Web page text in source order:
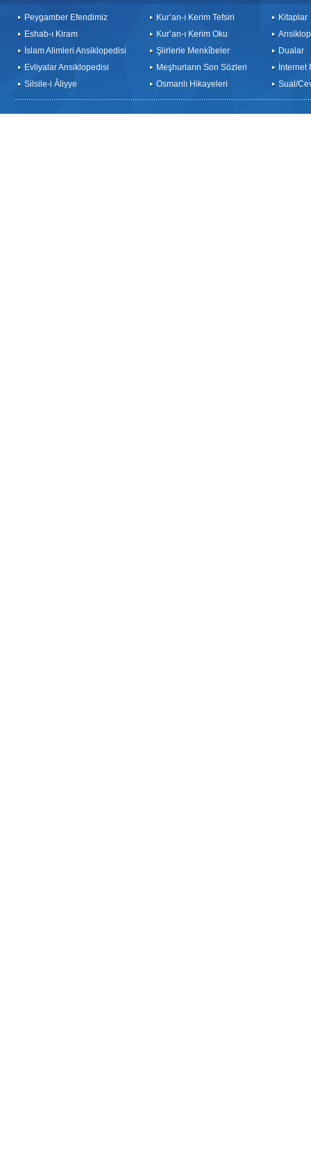
Peygamber Efendimiz
Eshab-ı Kiram
İslam Alimleri Ansiklopedisi
Evliyalar Ansiklopedisi
Silsile-i Âliyye
Kur’an-ı Kerim Tefsiri
Kur’an-ı Kerim Oku
Şiirlerle Menkîbeler
Meşhurların Son Sözleri
Osmanlı Hikayeleri
Kitaplar
Dualar
İnternet
Sual/